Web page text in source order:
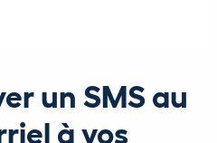
un SMS au
à vos